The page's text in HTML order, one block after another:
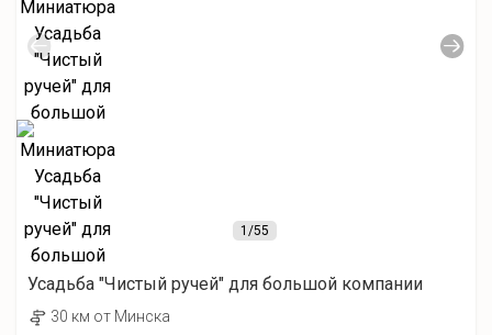
1/55
Усадьба "Чистый ручей" для большой компании
30 км от Минска